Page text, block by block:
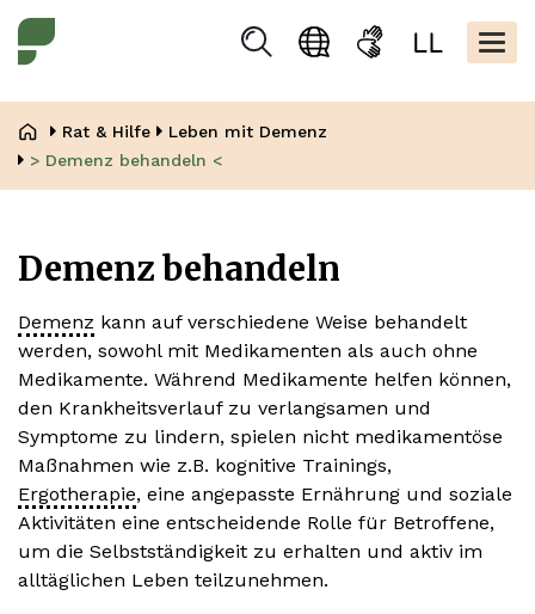
Inhalt
SuchenSprachauswahl
Gebärdensprache
Leicht
Rat & Hilfe
Leben mit Demenz
> Demenz behandeln <
Demenz behandeln
Demenz kann auf verschiedene Weise behandelt
werden, sowohl mit Medikamenten als auch ohne
Medikamente. Während Medikamente helfen können,
den Krankheitsverlauf zu verlangsamen und
Symptome zu lindern, spielen nicht medikamentöse
Maßnahmen wie z.B. kognitive Trainings,
Ergotherapie, eine angepasste Ernährung und soziale
Aktivitäten eine entscheidende Rolle für Betroffene,
um die Selbstständigkeit zu erhalten und aktiv im
alltäglichen Leben teilzunehmen.